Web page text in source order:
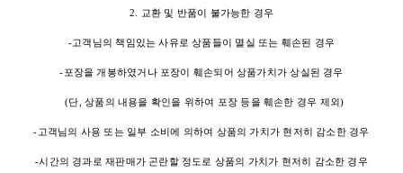
2. 교환 및 반품이 불가능한 경우
-고객님의 책임있는 사유로 상품들이 멸실 또는 훼손된 경우
-포장을 개봉하였거나 포장이 훼손되어 상품가치가 상실된 경우
(단, 상품의 내용을 확인을 위하여 포장 등을 훼손한 경우 제외)
-고객님의 사용 또는 일부 소비에 의하여 상품의 가치가 현저히 감소한 경우
-시간의 경과로 재판매가 곤란할 정도로 상품의 가치가 현저히 감소한 경우